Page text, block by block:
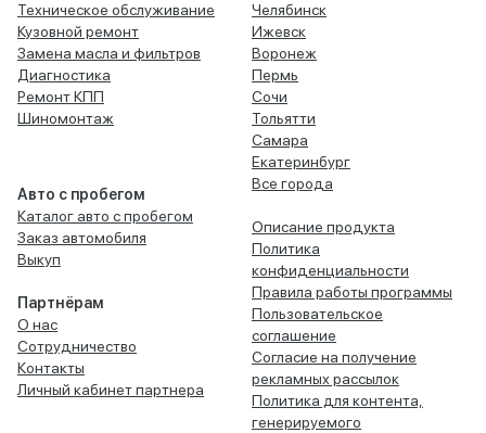
Техническое обслуживание
Кузовной ремонт
Замена масла и фильтров
Диагностика
Ремонт КПП
Шиномонтаж
Авто с пробегом
Каталог авто с пробегом
Заказ автомобиля
Выкуп
Партнёрам
О нас
Сотрудничество
Контакты
Личный кабинет партнера
Челябинск
Ижевск
Воронеж
Пермь
Сочи
Тольятти
Самара
Екатеринбург
Все города
Описание продукта
Политика
конфиденциальности
Правила работы программы
Пользовательское
соглашение
Согласие на получение
рекламных рассылок
Политика для контента,
генерируемого